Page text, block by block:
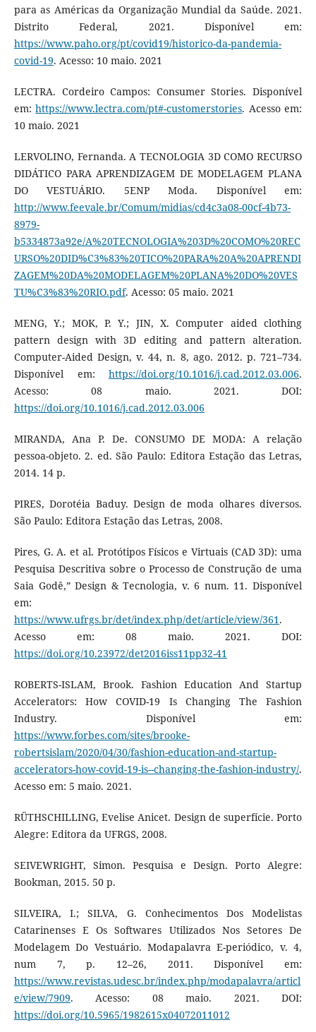
para as Américas da Organização Mundial da Saúde. 2021.
Distrito Federal, 2021. Disponível em:
https://www.paho.org/pt/covid19/historico-da-pandemia-
covid-19. Acesso: 10 maio. 2021
LECTRA. Cordeiro Campos: Consumer Stories. Disponível
em:https://www.lectra.com/pt#-customerstories. Acesso em:
10 maio. 2021
LERVOLINO, Fernanda. A TECNOLOGIA 3D COMO RECURSO
DIDÁTICO PARA APRENDIZAGEM DE MODELAGEM PLANA
DO VESTUÁRIO. 5ENP Moda. Disponível em:
http://www.feevale.br/Comum/midias/cd4c3a08-00cf-4b73-
8979-
b5334873a92e/A%20TECNOLOGIA%203D%20COMO%20REC
URSO%20DID%C3%83%20TICO%20PARA%20A%20APRENDI
ZAGEM%20DA%20MODELAGEM%20PLANA%20DO%20VES
TU%C3%83%20RIO.pdf. Acesso: 05 maio. 2021
MENG, Y.; MOK, P. Y.; JIN, X. Computer aided clothing
pattern design with 3D editing and pattern alteration.
Computer-Aided Design, v. 44, n. 8, ago. 2012. p. 721–734.
Disponível em:https://doi.org/10.1016/j.cad.2012.03.006.
Acesso: 08 maio. 2021. DOI:
https://doi.org/10.1016/j.cad.2012.03.006
MIRANDA, Ana P. De. CONSUMO DE MODA: A relação
pessoa-objeto. 2. ed. São Paulo: Editora Estação das Letras,
2014. 14 p.
PIRES, Dorotéia Baduy. Design de moda olhares diversos.
São Paulo: Editora Estação das Letras, 2008.
Pires, G. A. et al. Protótipos Físicos e Virtuais (CAD 3D): uma
Pesquisa Descritiva sobre o Processo de Construção de uma
Saia Godê,” Design & Tecnologia, v. 6 num. 11. Disponível
em:
https://www.ufrgs.br/det/index.php/det/article/view/361.
Acesso em: 08 maio. 2021. DOI:
https://doi.org/10.23972/det2016iss11pp32-41
ROBERTS-ISLAM, Brook. Fashion Education And Startup
Accelerators: How COVID-19 Is Changing The Fashion
Industry. Disponível em:
https://www.forbes.com/sites/brooke-
robertsislam/2020/04/30/fashion-education-and-startup-
accelerators-how-covid-19-is--changing-the-fashion-industry/.
Acesso em: 5 maio. 2021.
RÜTHSCHILLING, Evelise Anicet. Design de superfície. Porto
Alegre: Editora da UFRGS, 2008.
SEIVEWRIGHT, Simon. Pesquisa e Design. Porto Alegre:
Bookman, 2015. 50 p.
SILVEIRA, I.; SILVA, G. Conhecimentos Dos Modelistas
Catarinenses E Os Softwares Utilizados Nos Setores De
Modelagem Do Vestuário. Modapalavra E-periódico, v. 4,
num 7, p. 12–26, 2011. Disponível em:
https://www.revistas.udesc.br/index.php/modapalavra/articl
e/view/7909. Acesso: 08 maio. 2021. DOI:
https://doi.org/10.5965/1982615x04072011012